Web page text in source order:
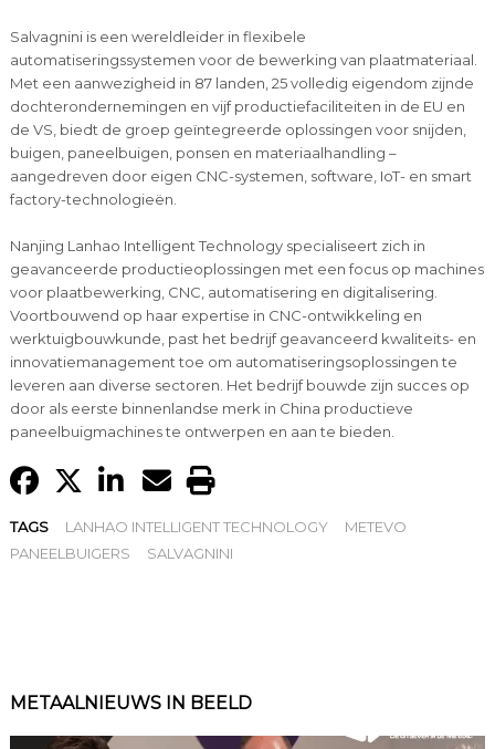
Salvagnini is een wereldleider in flexibele
automatiseringssystemen voor de bewerking van plaatmateriaal.
Met een aanwezigheid in 87 landen, 25 volledig eigendom zijnde
dochterondernemingen en vijf productiefaciliteiten in de EU en
de VS, biedt de groep geïntegreerde oplossingen voor snijden,
buigen, paneelbuigen, ponsen en materiaalhandling –
aangedreven door eigen CNC-systemen, software, IoT- en smart
factory-technologieën.
Nanjing Lanhao Intelligent Technology specialiseert zich in
geavanceerde productieoplossingen met een focus op machines
voor plaatbewerking, CNC, automatisering en digitalisering.
Voortbouwend op haar expertise in CNC-ontwikkeling en
werktuigbouwkunde, past het bedrijf geavanceerd kwaliteits- en
innovatiemanagement toe om automatiseringsoplossingen te
leveren aan diverse sectoren. Het bedrijf bouwde zijn succes op
door als eerste binnenlandse merk in China productieve
paneelbuigmachines te ontwerpen en aan te bieden.
TAGS LANHAO INTELLIGENT TECHNOLOGY
METEVO
PANEELBUIGERS
SALVAGNINI
METAALNIEUWS IN BEELD